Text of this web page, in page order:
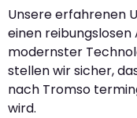
Unsere erfahrenen
einen reibungslosen
modernster
stellen wir sicher,
nach Tromso
wird.